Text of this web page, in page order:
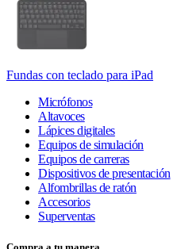
Fundas con teclado para iPad
Micrófonos
Altavoces
Lápices digitales
Equipos de simulación
Equipos de carreras
Dispositivos de presentación
Alfombrillas de ratón
Accesorios
Superventas